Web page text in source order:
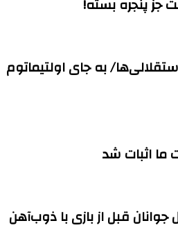
جز پنجره بسته!
به جای اولتیماتوم
ما اثبات شد
جوانان قبل از بازی با ذوب‌آهن